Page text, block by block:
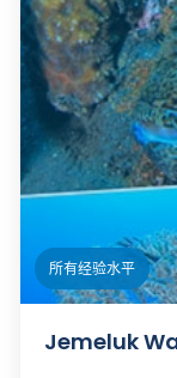
所有经验水平
Jemeluk